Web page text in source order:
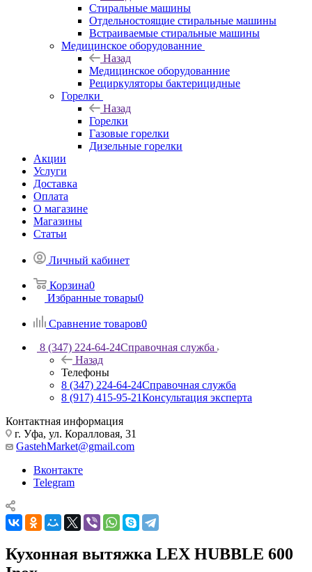
Стиральные машины
Отдельностоящие стиральные машины
Встраиваемые стиральные машины
Медицинское оборудованние
Назад
Медицинское оборудованние
Рециркуляторы бактерицидные
Горелки
Назад
Горелки
Газовые горелки
Дизельные горелки
Акции
Услуги
Доставка
Оплата
О магазине
Магазины
Статьи
Личный кабинет
Корзина0
Избранные товары0
Сравнение товаров0
8 (347) 224-64-24Справочная служба
Назад
Телефоны
8 (347) 224-64-24Справочная служба
8 (917) 415-95-21Консультация эксперта
Контактная информация
г. Уфа, ул. Коралловая, 31
GastehMarket@gmail.com
Вконтакте
Telegram
Кухонная вытяжка LEX HUBBLE 600